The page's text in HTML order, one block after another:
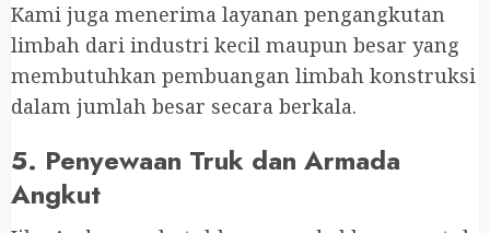
Kami juga menerima layanan pengangkutan
limbah dari industri kecil maupun besar yang
membutuhkan pembuangan limbah konstruksi
dalam jumlah besar secara berkala.
5. Penyewaan Truk dan Armada
Angkut